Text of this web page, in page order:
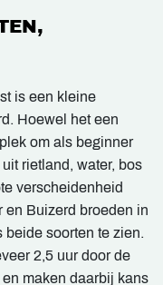
is een kleine
Hoewel het een
om als beginner
rietland, water, bos
verscheidenheid
en Buizerd broeden in
soorten te zien.
2,5 uur door de
maken daarbij kans